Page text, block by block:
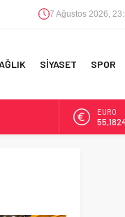
7 Ağustos 2026,
SİYASET SPOR
EURO